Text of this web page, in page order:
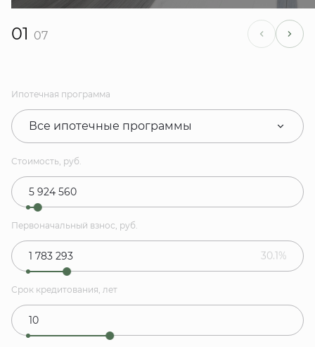
01 07
Ипотечная программа
Все ипотечные программы
Стоимость, руб.
Первоначальный взнос, руб.
30.1%
Срок кредитования, лет